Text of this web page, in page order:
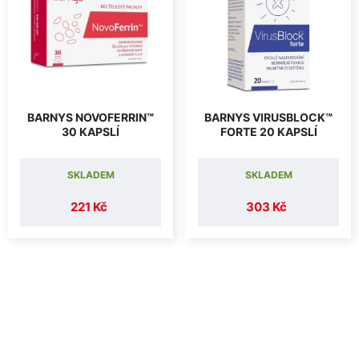
BARNYS NOVOFERRIN™
30 KAPSLÍ
221 Kč
SKLADEM
BARNYS VIRUSBLOCK™
FORTE 20 KAPSLÍ
303 Kč
SKLADEM